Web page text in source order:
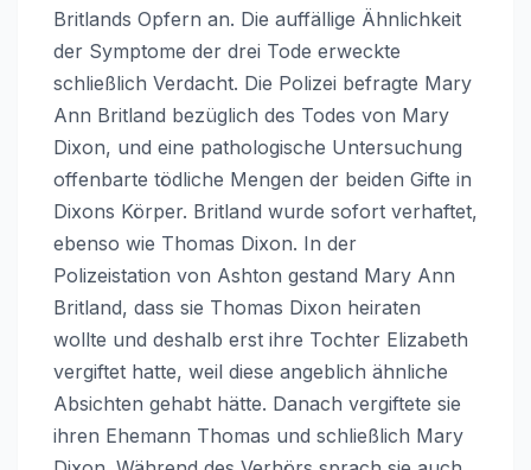
Britlands Opfern an. Die auffällige Ähnlichkeit
der Symptome der drei Tode erweckte
schließlich Verdacht. Die Polizei befragte Mary
Ann Britland bezüglich des Todes von Mary
Dixon, und eine pathologische Untersuchung
offenbarte tödliche Mengen der beiden Gifte in
Dixons Körper. Britland wurde sofort verhaftet,
ebenso wie Thomas Dixon. In der
Polizeistation von Ashton gestand Mary Ann
Britland, dass sie Thomas Dixon heiraten
wollte und deshalb erst ihre Tochter Elizabeth
vergiftet hatte, weil diese angeblich ähnliche
Absichten gehabt hätte. Danach vergiftete sie
ihren Ehemann Thomas und schließlich Mary